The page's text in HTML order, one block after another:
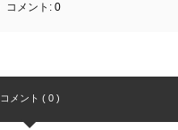
コメント: 0
コメント ( 0 )